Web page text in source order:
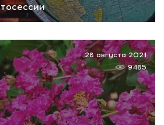
28 августа 2021
9485